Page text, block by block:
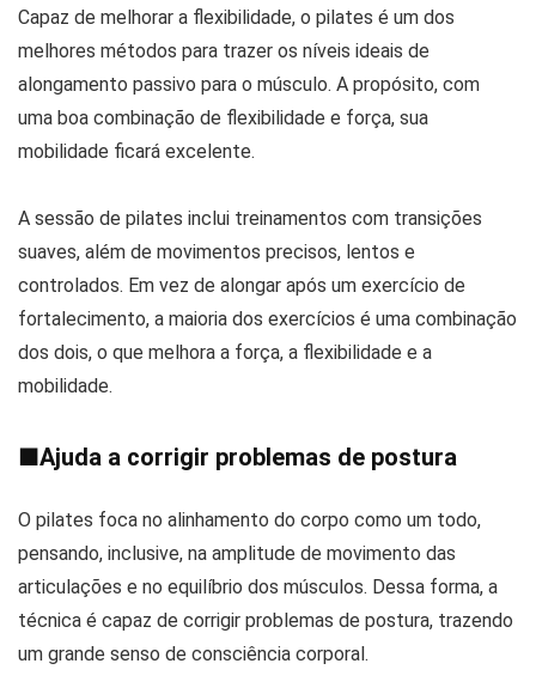
Capaz de melhorar a flexibilidade, o pilates é um dos
melhores métodos para trazer os níveis ideais de
alongamento passivo para o músculo. A propósito, com
uma boa combinação de flexibilidade e força, sua
mobilidade ficará excelente.
A sessão de pilates inclui treinamentos com transições
suaves, além de movimentos precisos, lentos e
controlados. Em vez de alongar após um exercício de
fortalecimento, a maioria dos exercícios é uma combinação
dos dois, o que melhora a força, a flexibilidade e a
mobilidade.
■Ajuda a corrigir problemas de postura
O pilates foca no alinhamento do corpo como um todo,
pensando, inclusive, na amplitude de movimento das
articulações e no equilíbrio dos músculos. Dessa forma, a
técnica é capaz de corrigir problemas de postura, trazendo
um grande senso de consciência corporal.